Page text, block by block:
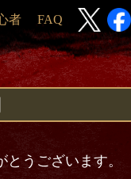
者 FAQ
うございます。